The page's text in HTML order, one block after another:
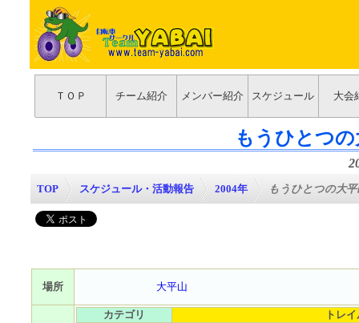
ＴＯＰ チーム紹介 メンバー紹介 スケジュール 大会
もうひとつ
TOP >スケジュール・活動報告 >2004年 >もうひとつの大
場所 大平山
カテゴリ
トレ